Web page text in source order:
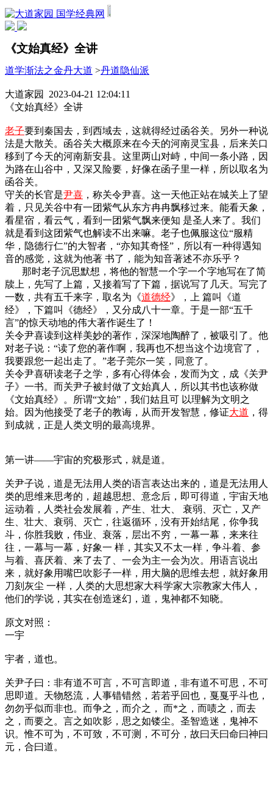
国学经典网
《文始真经》全讲
道学渐法之金丹大道 >丹道隐仙派
大道家园 2023-04-21 12:04:11
《文始真经》全讲
老子要到秦国去，到西域去，这就得经过函谷关。另外一种说
法是大散关。函谷关大概原来在今天的河南灵宝县，后来关口
移到了今天的河南新安县。这里两山对峙，中间一条小路，因
为路在山谷中，又深又险要，好像在函子里一样，所以取名为
函谷关。
守关的长官是尹喜 ，称关令尹喜。这一天他正站在城关上了望
着，只见关谷中有一团紫气从东方冉冉飘移过来。能看天象，
看星宿，看云气，看到一团紫气飘来便知 是圣人来了。我们
就是看到这团紫气也解读不出来嘛。老子也佩服这位“服精
华，隐德行仁”的大智者，“亦知其奇怪”，所以有一种得遇知
音的感觉，这就为他著 书了，能为知音著述不亦乐乎？
那时老子沉思默想，将他的智慧一个字一个字地写在了简
牍上，先写了上篇，又接着写了下篇，据说写了几天。写完了
一数，共有五千来字，取名为《道德经》，上 篇叫《道
经》，下篇叫《德经》，又分成八十一章。于是一部“五千
言”的惊天动地的伟大著作诞生了！
关令尹喜读到这样美妙的著作，深深地陶醉了，被吸引了。他
对老子说：“读了您的著作啊，我再也不想当这个边境官了，
我要跟您一起出走了。”老子莞尔一笑，同意了。
关令尹喜研读老子之学，多有心得体会，发而为文，成《关尹
子》一书。而关尹子被封做了文始真人，所以其书也该称做
《文始真经》。所谓“文始”，我们姑且可 以理解为文明之
始。因为他接受了老子的教诲，从而开发智慧，修证大道 ，得
到成就，正是人类文明的最高境界。
第一讲——宇宙的究极形式，就是道。
关尹子说，道是无法用人类的语言表达出来的，道是无法用人
类的思维来思考的，超越思想、意念后，即可得道，宇宙天地
运动着，人类社会发展着，产生、壮大、 衰弱、灭亡，又产
生、壮大、衰弱、灭亡，往返循环，没有开始结尾，你争我
斗，你胜我败，伟业、衰落，层出不穷，一幕一幕，来来往
往，一幕与一幕，好象一 样，其实又不太一样，争斗着、参
与着、喜厌着、来了去了、一会为主一会为次。用语言说出
来，就好象用嘴巴吹影子一样，用大脑的思维去想，就好象用
刀刻灰尘 一样，人类的大思想家大科学家大宗教家大伟人，
他们的学说，其实在创造迷幻，道，鬼神都不知晓。
原文对照：
一宇
宇者，道也。
关尹子曰：非有道不可言，不可言即道，非有道不可思，不可
思即道。天物怒流，人事错错然，若若乎回也，戛戛乎斗也，
勿勿乎似而非也。而争之，而介之， 而*之，而啧之，而去
之，而要之。言之如吹影，思之如镂尘。圣智造迷，鬼神不
识。惟不可为，不可致，不可测，不可分，故曰天曰命曰神曰
元，合曰道。